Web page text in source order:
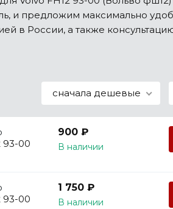
и предложим максимально
в России, а также
сначала дешевые
93-00
900 ₽
В наличии
93-00
1 750 ₽
В наличии